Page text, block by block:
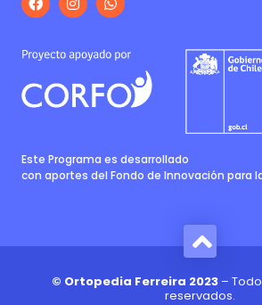
Este Programa es desarrollado
con aportes del Fondo de Innovación para
© Ortopedia Ferreira 2023 –
reservados.